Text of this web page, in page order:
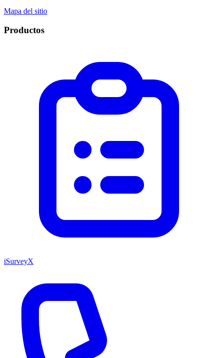
Mapa del sitio
Productos
iSurveyX